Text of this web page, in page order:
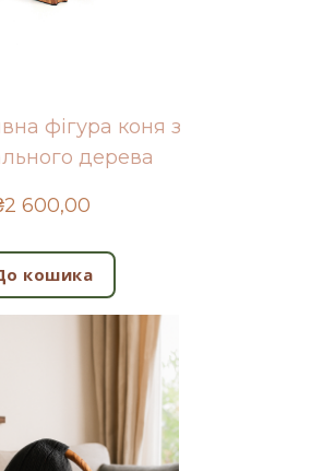
фігура коня з
дерева
600,00
кошика